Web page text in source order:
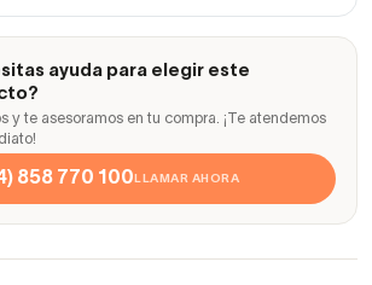
ayuda para elegir este
y te asesoramos en tu compra. ¡Te atendemos
858 770 100LLAMAR AHORA